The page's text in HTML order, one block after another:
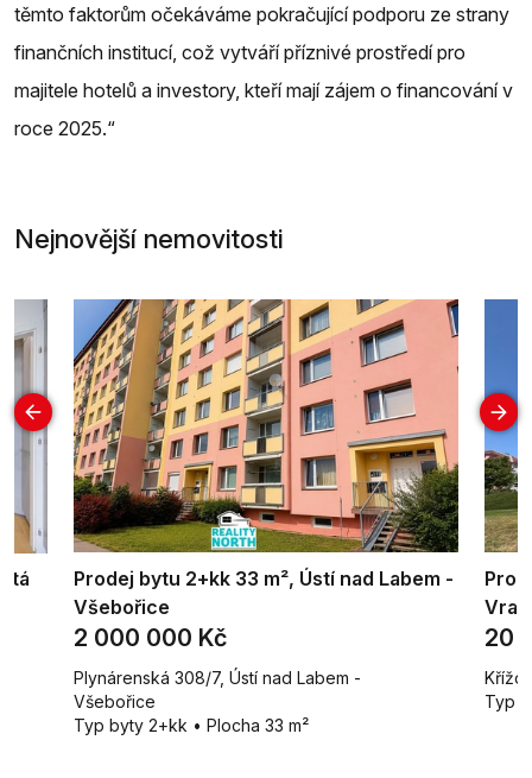
těmto faktorům očekáváme pokračující podporu ze strany
finančních institucí, což vytváří příznivé prostředí pro
majitele hotelů a investory, kteří mají zájem o financování v
roce 2025.“
Nejnovější nemovitosti
Prodej bytu 2+kk 33 m², Ústí nad Labem -
Všebořice
2 000 000 Kč
Plynárenská 308/7, Ústí nad Labem -
Všebořice
Typ byty 2+kk • Plocha 33 m²
20
Typ